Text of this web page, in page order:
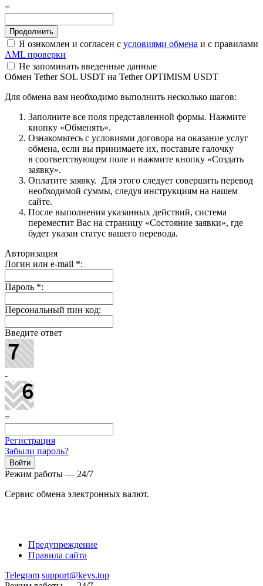
=
Я ознкомлен и согласен с условиями обмена и с правилами
AML проверки
Не запоминать введенные данные
Обмен Tether SOL USDT на Tether OPTIMISM USDT
Для обмена вам необходимо выполнить несколько шагов:
Заполните все поля представленной формы. Нажмите
кнопку «Обменять».
Ознакомьтесь с условиями договора на оказание услуг
обмена, если вы принимаете их, поставьте галочку
в соответствующем поле и нажмите кнопку «Создать
заявку».
Оплатите заявку. Для этого следует совершить перевод
необходимой суммы, следуя инструкциям на нашем
сайте.
После выполнения указанных действий, система
переместит Вас на страницу «Состояние заявки», где
будет указан статус вашего перевода.
Авторизация
Логин или e-mail *:
Пароль *:
Персональный пин код:
Введите ответ
-
=
Регистрация
Забыли пароль?
Режим работы — 24/7
Сервис обмена электронных валют.
Предупреждение
Правила сайта
Telegram support@keys.top